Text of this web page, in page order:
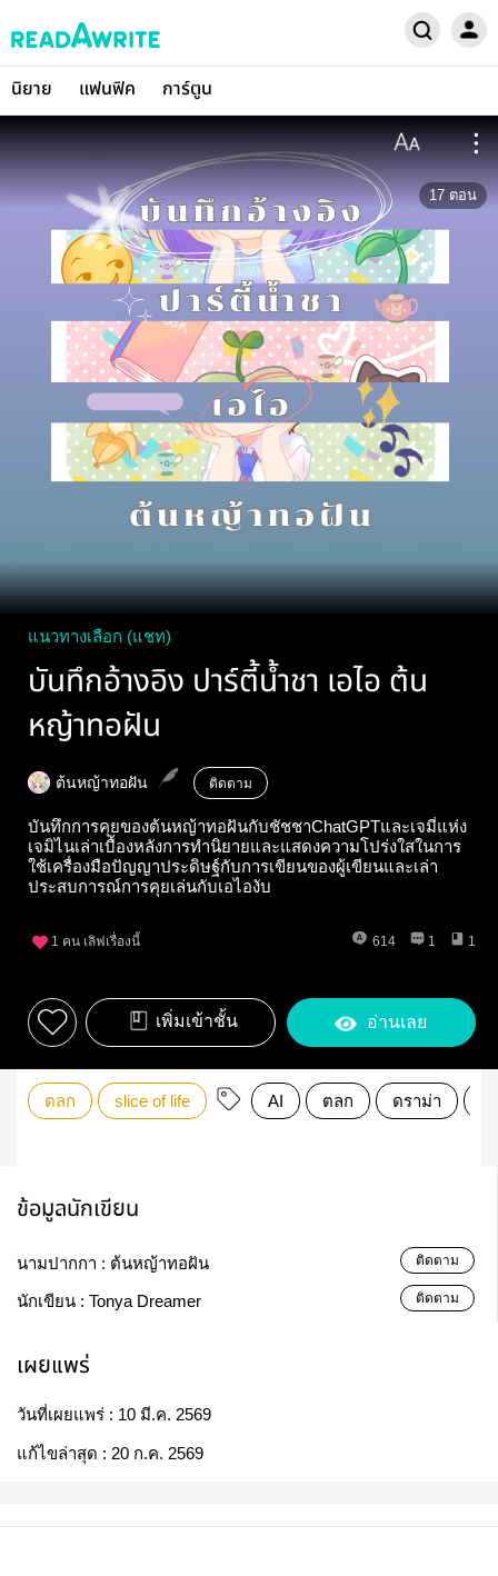
นิยาย แฟนฟิค การ์ตูน
17 ตอน
แนวทางเลือก (แชท)
บันทึกอ้างอิง ปาร์ตี้น้ำชา เอไอ ต้น
หญ้าทอฝัน
ต้นหญ้าทอฝัน ติดตาม
บันทึกการคุยของต้นหญ้าทอฝันกับชัชชาChatGPTและเจมี่แห่ง
เจมิไนเล่าเบื้องหลังการทำนิยายและแสดงความโปร่งใสในการ
ใช้เครื่องมือปัญญาประดิษฐ์กับการเขียนของผู้เขียนและเล่า
ประสบการณ์การคุยเล่นกับเอไองับ
1 คน เลิฟเรื่องนี้ 614 1 1
เพิ่มเข้าชั้น อ่านเลย
ตลก slice of life AI ตลก ดราม่า
ข้อมูลนักเขียน
นามปากกา : ต้นหญ้าทอฝัน ติดตาม
นักเขียน : Tonya Dreamer ติดตาม
เผยแพร่
วันที่เผยแพร่ : 10 มี.ค. 2569
แก้ไขล่าสุด : 20 ก.ค. 2569